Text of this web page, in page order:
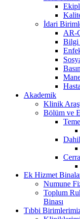
İdari
AR-
Bilgi
Akademik
Klinik
Bölüm ve
Ek Hizmet
Numune
Toplum
Binası
Tıbbi